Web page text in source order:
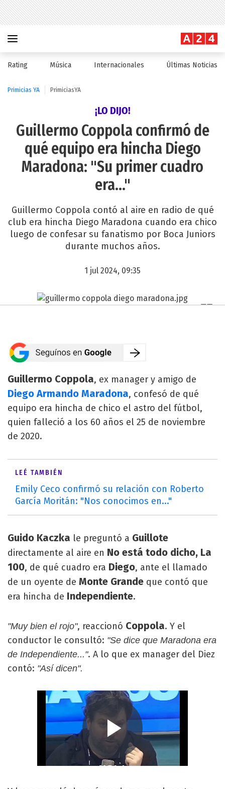
Rating Música Internacionales Últimas Noticias
Primicias YA PrimiciasYA
¡LO DIJO!
Guillermo Coppola confirmó de
qué equipo era hincha Diego
Maradona: "Su primer cuadro
era..."
Guillermo Coppola contó al aire en radio de qué
club era hincha Diego Maradona cuando era chico
luego de confesar su fanatismo por Boca Juniors
durante muchos años.
1 jul 2024, 09:35
Guillermo Coppola, ex manager y amigo de
Diego Armando Maradona, confesó de qué
equipo era hincha de chico el astro del fútbol,
quien falleció a los 60 años el 25 de noviembre
de 2020.
LEÉ TAMBIÉN
Emily Ceco confirmó su relación con Roberto
García Moritán: "Nos conocimos en..."
Guido Kaczka le preguntó a Guillote
directamente al aire en No está todo dicho, La
100, de qué cuadro era Diego, ante el llamado
de un oyente de Monte Grande que contó que
era hincha de Independiente.
"Muy bien el rojo", reaccionó Coppola. Y el
conductor le consultó: "Se dice que Maradona era
de Independiente...". A lo que ex manager del Diez
contó: "Así dicen".